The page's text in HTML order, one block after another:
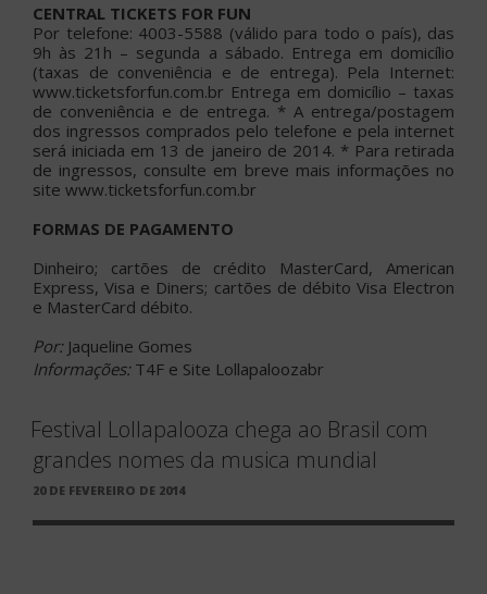
CENTRAL TICKETS FOR FUN
Por telefone: 4003-5588 (válido para todo o país), das
9h às 21h – segunda a sábado. Entrega em domicílio
(taxas de conveniência e de entrega). Pela Internet:
www.ticketsforfun.com.br Entrega em domicílio – taxas
de conveniência e de entrega. * A entrega/postagem
dos ingressos comprados pelo telefone e pela internet
será iniciada em 13 de janeiro de 2014. * Para retirada
de ingressos, consulte em breve mais informações no
site www.ticketsforfun.com.br
FORMAS DE PAGAMENTO
Dinheiro; cartões de crédito MasterCard, American
Express, Visa e Diners; cartões de débito Visa Electron
e MasterCard débito.
Por:Jaqueline Gomes
Informações: T4F e Site Lollapaloozabr
Festival Lollapalooza chega ao Brasil com
grandes nomes da musica mundial
PUBLICADO
20 DE FEVEREIRO DE 2014